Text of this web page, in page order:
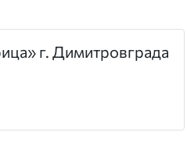
г. Димитровграда